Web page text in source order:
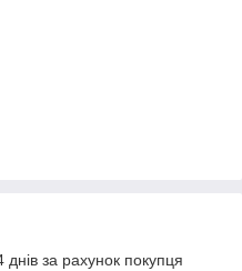
за рахунок покупця